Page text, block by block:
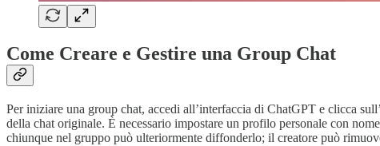
Come Creare e Gestire una Group Chat
Per iniziare una group chat, accedi all’interfaccia di ChatGPT e clicca
della chat originale. È necessario impostare un profilo personale con
chiunque nel gruppo può ulteriormente diffonderlo; il creatore può